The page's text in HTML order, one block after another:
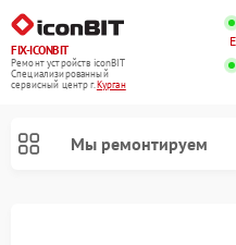
FIX-ICONBIT
Ремонт устройств iconBIT
Специализированный
cервисный центр г.Курган
Мы ремонтируем